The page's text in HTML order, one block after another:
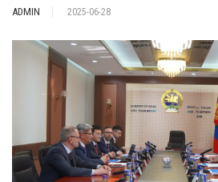
ADMIN 2025-06-28